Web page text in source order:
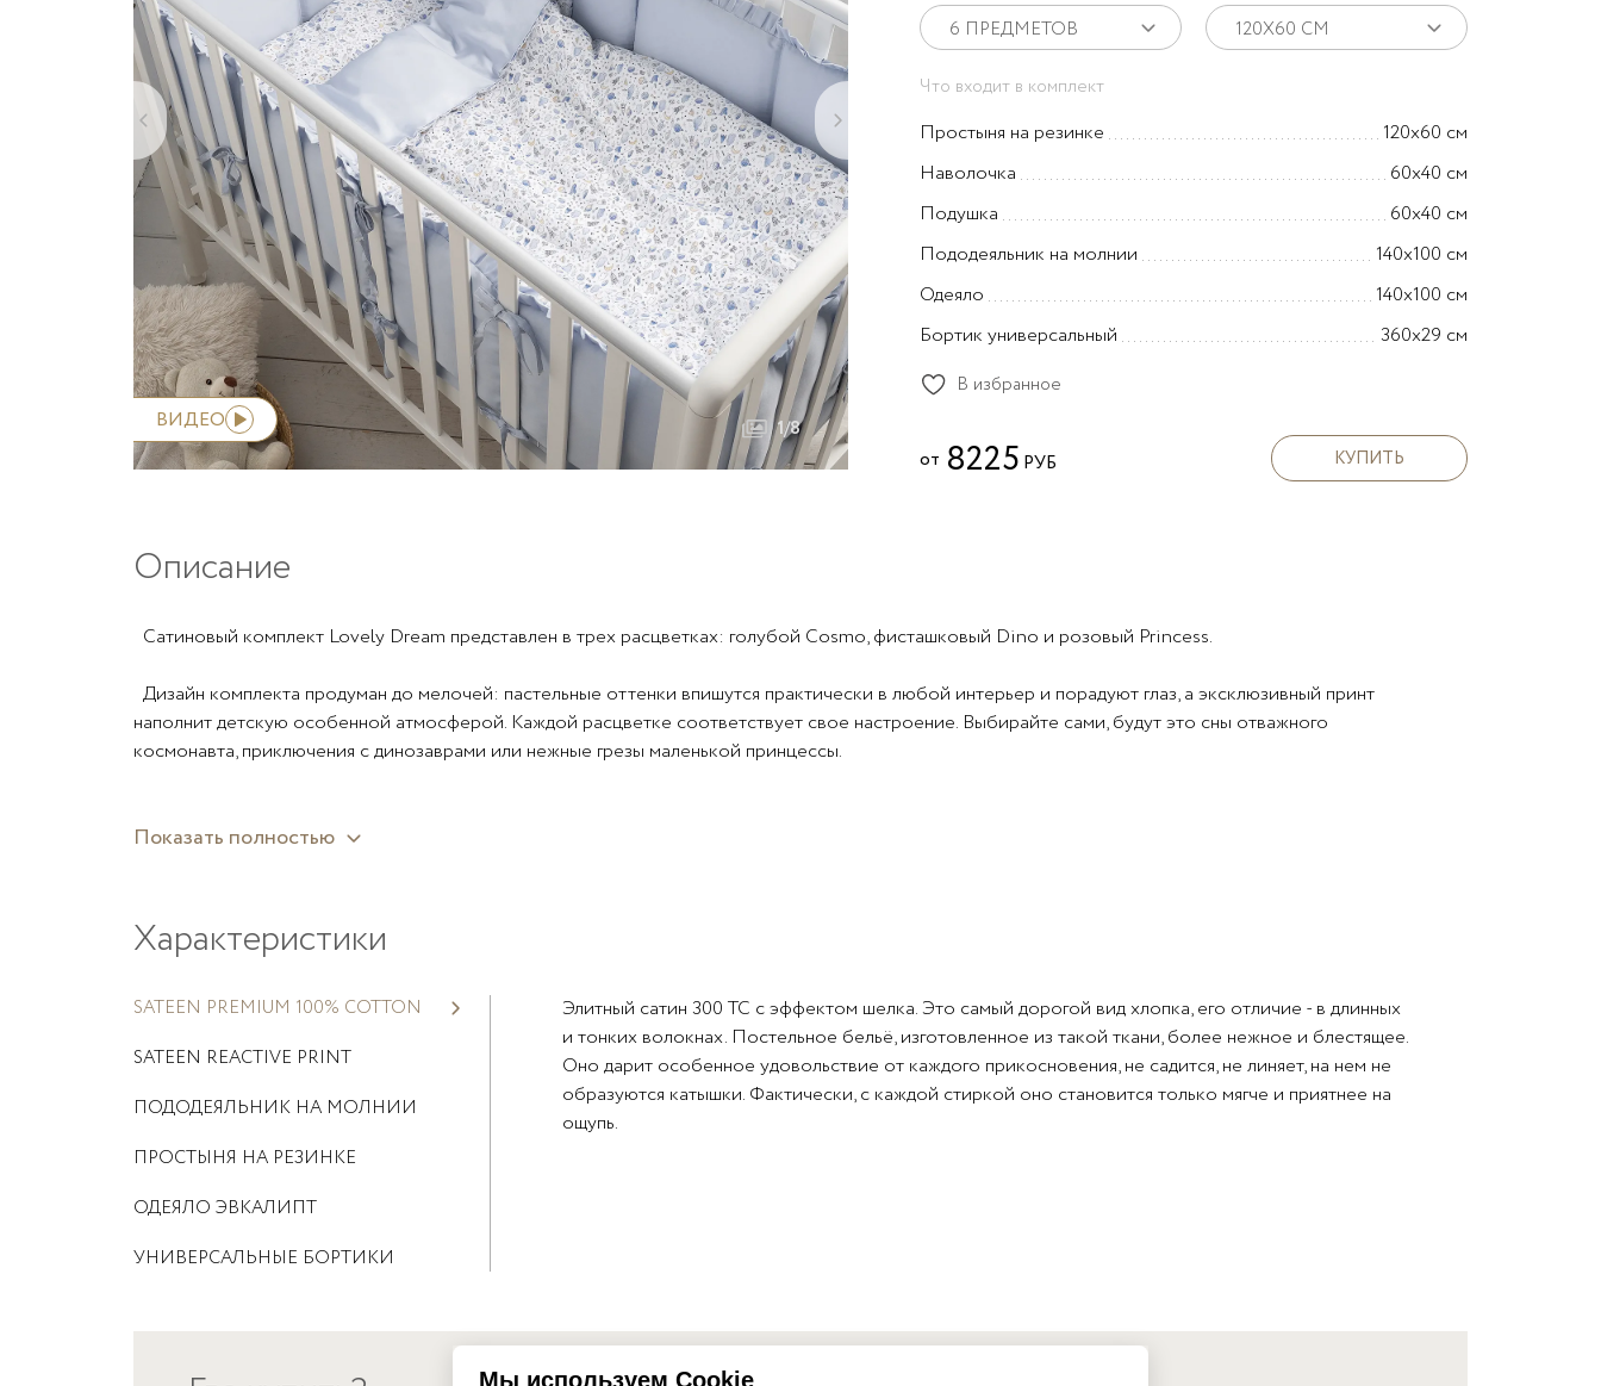
Forest Baby
Friends
Kiddy
Le petit bebe
Little Forest
Little Star
Toys Sateen Collection
Una
Zefir
Котята
Прятки
Три друга
Эстель Oval
Непромокаемые пеленки
Простыни
Спальные мешки
‹
1/8
ВИДЕО
6 ПРЕДМЕТОВ 120Х60 СМ
Что входит в комплект
Простыня на резинке
120х60 см
Наволочка
60х40 см
Подушка
60х40 см
Пододеяльник на молнии
140х100 см
Одеяло
140х100 см
Бортик универсальный
360х29 см
В избранное
от 8225 РУБ КУПИТЬ
Описание
Сатиновый комплект Lovely Dream представлен в трех расцветках: голубой Cosmo, фисташковый Dino и розовый Princess.
Дизайн комплекта продуман до мелочей: пастельные оттенки впишутся практически в любой интерьер и порадуют глаз, а эксклюзивный принт
наполнит детскую особенной атмосферой. Каждой расцветке соответствует свое настроение. Выбирайте сами, будут это сны отважного
космонавта, приключения с динозаврами или нежные грезы маленькой принцессы.
сатин 300 ТС — натуральный хлопок особого плетения, хорошо разглаживается после стирки и деликатно касается кожи ребенка. Простыня на
Специально к этому комплекту мы разработали линейку универсальных бортиков
прямоугольному и круглому/овальному спальному месту. Бортики можно приобрести отдельно.
Показать полностью
Характеристики
SATEEN PREMIUM 100% COTTON
SATEEN REACTIVE PRINT
ПОДОДЕЯЛЬНИК НА МОЛНИИ
ПРОСТЫНЯ НА РЕЗИНКЕ
ОДЕЯЛО ЭВКАЛИПТ
УНИВЕРСАЛЬНЫЕ БОРТИКИ
Элитный сатин 300 ТС с эффектом шелка. Это самый дорогой вид хлопка, его отличие - в длинных
и тонких волокнах. Постельное бельё, изготовленное из такой ткани, более нежное и блестящее.
Оно дарит особенное удовольствие от каждого прикосновения, не садится, не линяет, на нем не
образуются катышки. Фактически, с каждой стиркой оно становится только мягче и приятнее на
ощупь.
Мы используем Cookie